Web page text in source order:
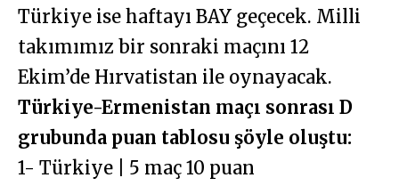
Türkiye ise haftayı BAY geçecek. Milli
takımımız bir sonraki maçını 12
Ekim’de Hırvatistan ile oynayacak.
Türkiye-Ermenistan maçı sonrası D
grubunda puan tablosu şöyle oluştu:
1- Türkiye | 5 maç 10 puan